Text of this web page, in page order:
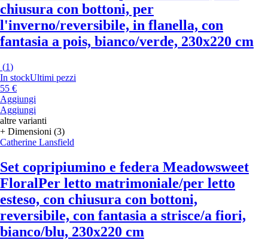
chiusura con bottoni, per
l'inverno/reversibile, in flanella, con
fantasia a pois, bianco/verde, 230x220 cm
(1)
In stockUltimi pezzi
55 €
Aggiungi
Aggiungi
altre varianti
+ Dimensioni (3)
Catherine Lansfield
Set copripiumino e federa Meadowsweet
FloralPer letto matrimoniale/per letto
esteso, con chiusura con bottoni,
reversibile, con fantasia a strisce/a fiori,
bianco/blu, 230x220 cm